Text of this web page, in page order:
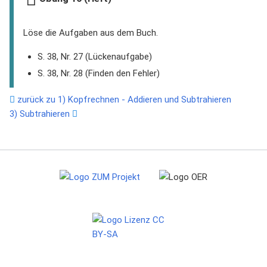
Löse die Aufgaben aus dem Buch.
S. 38, Nr. 27 (Lückenaufgabe)
S. 38, Nr. 28 (Finden den Fehler)
zurück zu 1) Kopfrechnen - Addieren und Subtrahieren
3) Subtrahieren